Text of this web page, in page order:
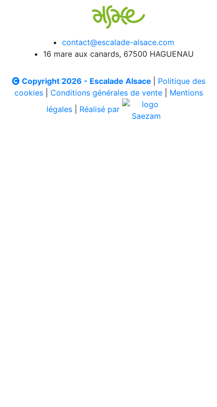
contact@escalade-alsace.com
16 mare aux canards, 67500 HAGUENAU
Copyright 2026 - Escalade Alsace
Politique des
cookies| Conditions générales de vente| Mentions
légales
Réalisé par